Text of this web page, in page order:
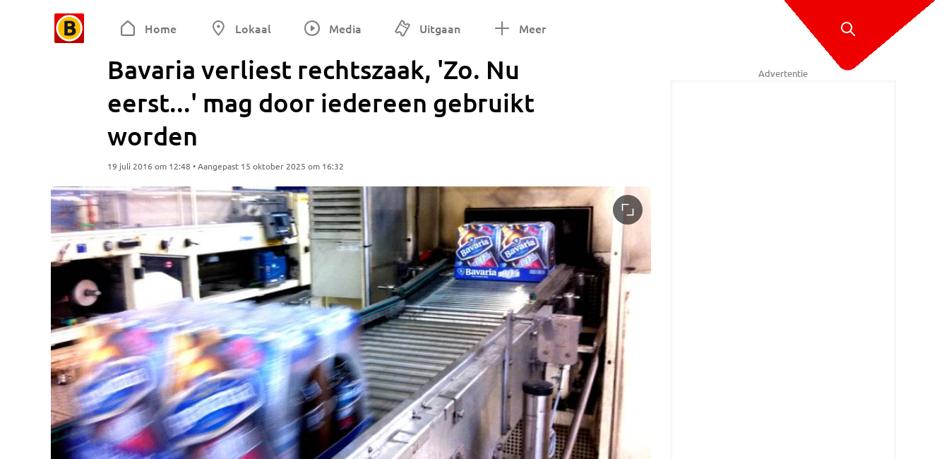
Home Lokaal Media Uitgaan Meer
Bavaria verliest rechtszaak, 'Zo. Nu
eerst...' mag door iedereen gebruikt
worden
19 juli 2016 om 12:48 • Aangepast 15 oktober 2025 om 16:32
Advertentie